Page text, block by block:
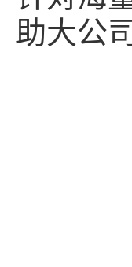
助大公